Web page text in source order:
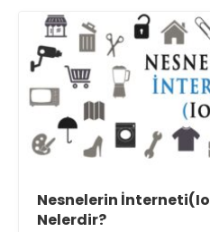
Nesnelerin
Nelerdir?